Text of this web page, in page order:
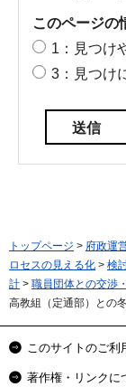
このページの
1：見つけ
3：見つけ
トップページ > 府政運
ロセスの見える化 > 検
計 > 職員団体との交渉
高教組（定通部）との
このサイトのご利
著作権・リンクに